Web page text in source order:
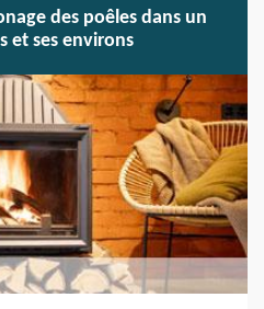
des poêles dans un
et ses environs